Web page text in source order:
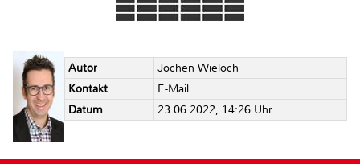
Autor
Jochen Wieloch
Kontakt
E-Mail
Datum
23.06.2022, 14:26 Uhr